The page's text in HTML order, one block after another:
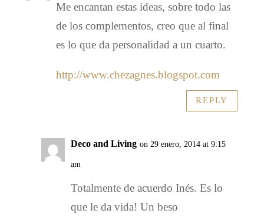
Me encantan estas ideas, sobre todo las
de los complementos, creo que al final
es lo que da personalidad a un cuarto.
http://www.chezagnes.blogspot.com
REPLY
Deco and Living on 29 enero, 2014 at 9:15
am
Totalmente de acuerdo Inés. Es lo
que le da vida! Un beso